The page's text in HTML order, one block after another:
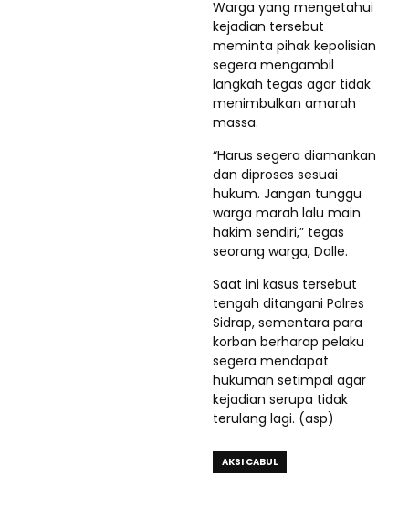
Warga yang mengetahui
kejadian tersebut
meminta pihak kepolisian
segera mengambil
langkah tegas agar tidak
menimbulkan amarah
massa.
“Harus segera diamankan
dan diproses sesuai
hukum. Jangan tunggu
warga marah lalu main
hakim sendiri,” tegas
seorang warga, Dalle.
Saat ini kasus tersebut
tengah ditangani Polres
Sidrap, sementara para
korban berharap pelaku
segera mendapat
hukuman setimpal agar
kejadian serupa tidak
terulang lagi. (asp)
AKSI CABUL